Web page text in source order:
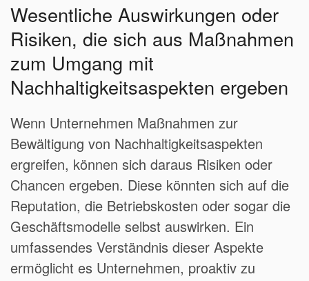
Wesentliche Auswirkungen oder
Risiken, die sich aus Maßnahmen
zum Umgang mit
Nachhaltigkeitsaspekten ergeben
Wenn Unternehmen Maßnahmen zur
Bewältigung von Nachhaltigkeitsaspekten
ergreifen, können sich daraus Risiken oder
Chancen ergeben. Diese könnten sich auf die
Reputation, die Betriebskosten oder sogar die
Geschäftsmodelle selbst auswirken. Ein
umfassendes Verständnis dieser Aspekte
ermöglicht es Unternehmen, proaktiv zu